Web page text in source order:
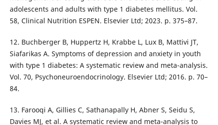
adolescents and adults with type 1 diabetes mellitus. Vol.
58, Clinical Nutrition ESPEN. Elsevier Ltd; 2023. p. 375–87.
12. Buchberger B, Huppertz H, Krabbe L, Lux B, Mattivi JT,
Siafarikas A. Symptoms of depression and anxiety in youth
with type 1 diabetes: A systematic review and meta-analysis.
Vol. 70, Psychoneuroendocrinology. Elsevier Ltd; 2016. p. 70–
84.
13. Farooqi A, Gillies C, Sathanapally H, Abner S, Seidu S,
Davies MJ, et al. A systematic review and meta-analysis to